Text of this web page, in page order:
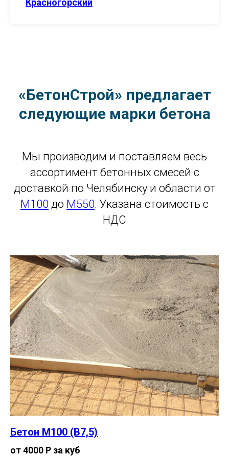
Красногорский
«БетонСтрой» предлагает
следующие марки бетона
Мы производим и поставляем весь
ассортимент бетонных смесей с
доставкой по Челябинску и области от
М100 до М550. Указана стоимость с
НДС
Бетон М100 (В7,5)
от 4000 Р за куб